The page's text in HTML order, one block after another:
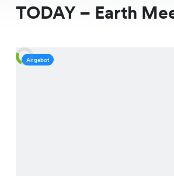
TODAY – Earth
Angebot